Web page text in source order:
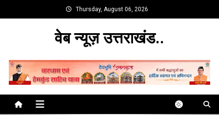
to
Thursday, August 06, 2026
वेब न्यूज़ उत्तराखंड..